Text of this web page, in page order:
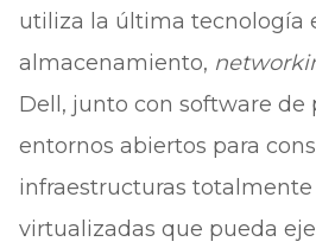
utiliza la última tecnología
almacenamiento,
Dell, junto con software de
entornos abiertos para
infraestructuras
virtualizadas que pueda